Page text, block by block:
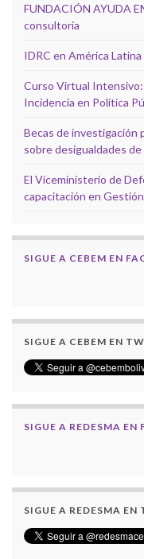
FUNDACIÓN AYUDA
consultoría
IDRC en América
Curso Virtual
Incidencia en Política
Becas de investigación
sobre desigualdades
El Viceministerio de
capacitación en
SIGUE A CEBEM EN
SIGUE A CEBEM EN
SIGUE A REDESMA EN
SIGUE A REDESMA